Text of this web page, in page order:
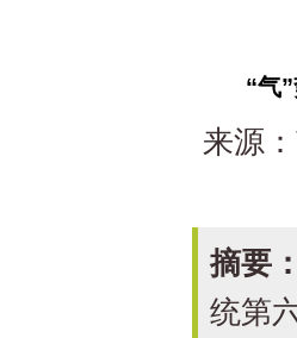
“气
来源
摘要
统第